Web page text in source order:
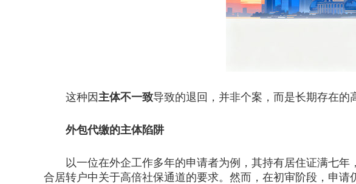
这种因主体不一致导致的退回，并非个案，而是长期存在的
外包代缴的主体陷阱
以一位在外企工作多年的申请者为例，其持有居住证满七年
合居转户中关于高倍社保通道的要求。然而，在初审阶段，申请